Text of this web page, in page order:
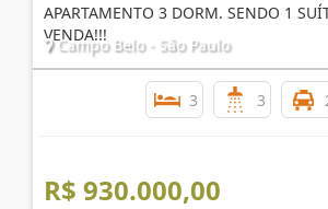
APARTAMENTO 3 DORM. SENDO 1
VENDA!!!
Campo Belo - São Paulo
3 3
R$ 930.000,00